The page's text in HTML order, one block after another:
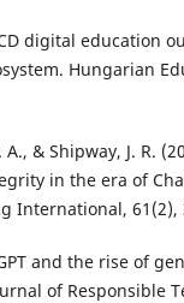
digital education
Hungarian
A., & Shipway, J. R.
in the era of
International, 61(2),
and the rise of
of Responsible